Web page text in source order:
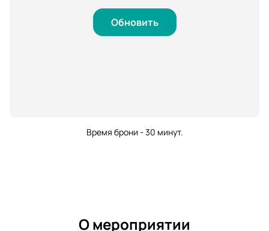
Обновить
Время брони - 30 минут.
О мероприятии